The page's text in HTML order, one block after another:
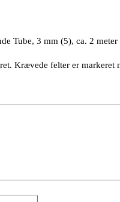
Tube, 3 mm (5), ca. 2 meter
Krævede felter er markeret